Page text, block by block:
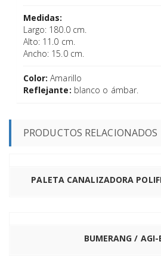
Medidas:
Largo: 180.0 cm.
Alto: 11.0 cm.
Ancho: 15.0 cm.
Color: Amarillo
Reflejante: blanco o ámbar.
PRODUCTOS RELACIONADOS
PALETA CANALIZADORA
BUMERANG / AGI-